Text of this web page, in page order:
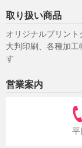
取り扱い商品
オリジナルプリント
大判印刷、各種加
す
営業案内
平